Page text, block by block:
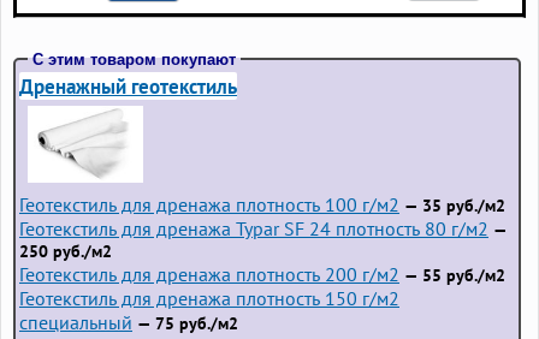
С этим товаром покупают
Дренажный геотекстиль
Геотекстиль для дренажа плотность 100 г/м2 — 35 руб./м2
Геотекстиль для дренажа Typar SF 24 плотность 80 г/м2 —
250 руб./м2
Геотекстиль для дренажа плотность 200 г/м2 — 55 руб./м2
Геотекстиль для дренажа плотность 150 г/м2
специальный — 75 руб./м2